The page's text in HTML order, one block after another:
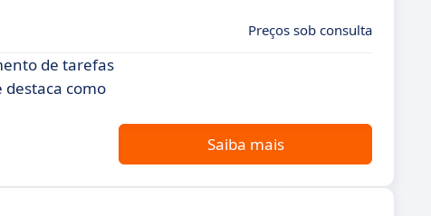
Preços sob consulta
de tarefas
destaca como
Saiba mais